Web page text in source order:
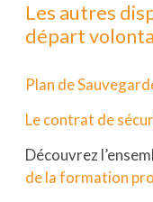
Les autres
départ
Plan de
Le contrat de
Découvrez
de la formation